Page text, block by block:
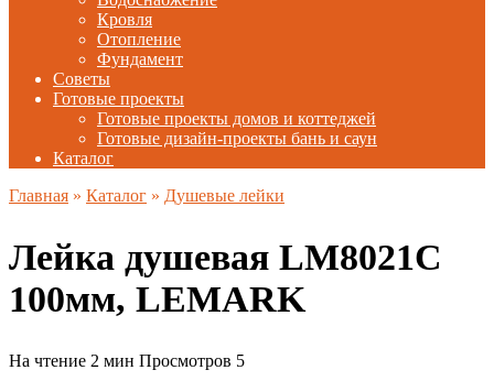
Кровля
Отопление
Фундамент
Советы
Готовые проекты
Готовые проекты домов и коттеджей
Готовые дизайн-проекты бань и саун
Каталог
Главная » Каталог » Душевые лейки
Лейка душевая LM8021C
100мм, LEMARK
На чтение 2 мин Просмотров 5